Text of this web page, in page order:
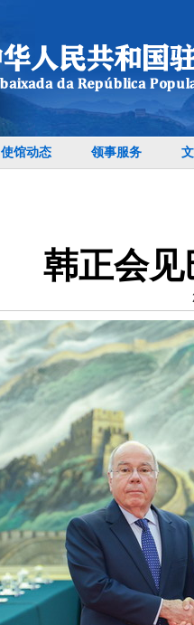
使馆动态 领事服务
韩正会